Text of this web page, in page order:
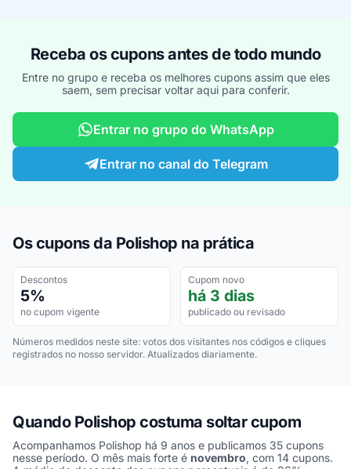
Receba os cupons antes de todo mundo
Entre no grupo e receba os melhores cupons assim que eles
saem, sem precisar voltar aqui para conferir.
Entrar no grupo do WhatsApp
Entrar no canal do Telegram
Os cupons da Polishop na prática
Descontos
5%
no cupom vigente
Cupom novo
há 3 dias
publicado ou revisado
Números medidos neste site: votos dos visitantes nos códigos e cliques
registrados no nosso servidor. Atualizados diariamente.
Quando Polishop costuma soltar cupom
Acompanhamos Polishop há 9 anos e publicamos 35 cupons
nesse período. O mês mais forte é novembro, com 14 cupons.